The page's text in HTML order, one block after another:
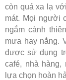
còn quá xa lạ
mát. Mọi người
ngắm cảnh
mưa hay nắng.
được sử dụng
café, nhà
lựa chọn hoàn